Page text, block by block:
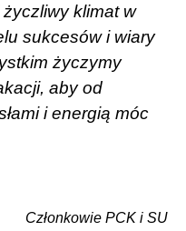
klimat w
sukcesów i wiary
życzymy
aby od
i energią móc
Członkowie PCK i SU